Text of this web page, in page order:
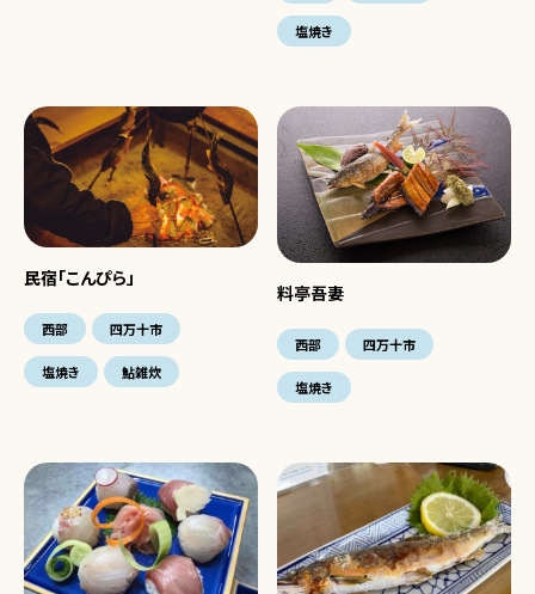
塩焼き
民宿「こんぴら」
西部 四万十市
塩焼き 鮎雑炊
料亭吾妻
西部 四万十市
塩焼き